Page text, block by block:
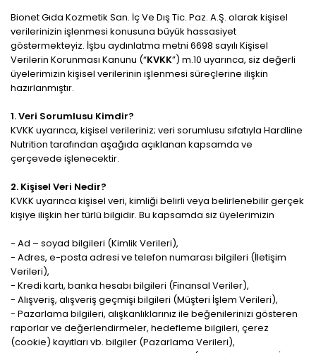
Bionet Gıda Kozmetik San. İç Ve Dış Tic. Paz. A.Ş. olarak kişisel
verilerinizin işlenmesi konusuna büyük hassasiyet
göstermekteyiz. İşbu aydınlatma metni 6698 sayılı Kişisel
Verilerin Korunması Kanunu (“KVKK”) m.10 uyarınca, siz değerli
üyelerimizin kişisel verilerinin işlenmesi süreçlerine ilişkin
hazırlanmıştır.
1. Veri Sorumlusu Kimdir?
KVKK uyarınca, kişisel verileriniz; veri sorumlusu sıfatıyla Hardline
Nutrition tarafından aşağıda açıklanan kapsamda ve
çerçevede işlenecektir.
2. Kişisel Veri Nedir?
KVKK uyarınca kişisel veri, kimliği belirli veya belirlenebilir gerçek
kişiye ilişkin her türlü bilgidir. Bu kapsamda siz üyelerimizin
- Ad – soyad bilgileri (Kimlik Verileri),
- Adres, e-posta adresi ve telefon numarası bilgileri (İletişim
Verileri),
- Kredi kartı, banka hesabı bilgileri (Finansal Veriler),
- Alışveriş, alışveriş geçmişi bilgileri (Müşteri İşlem Verileri),
- Pazarlama bilgileri, alışkanlıklarınız ile beğenilerinizi gösteren
raporlar ve değerlendirmeler, hedefleme bilgileri, çerez
(cookie) kayıtları vb. bilgiler (Pazarlama Verileri),